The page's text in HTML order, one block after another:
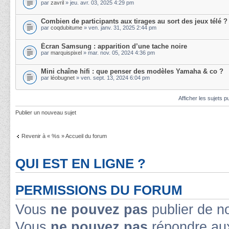
par zavril » jeu. avr. 03, 2025 4:29 pm
Combien de participants aux tirages au sort des jeux télé ?
par coqdubitume » ven. janv. 31, 2025 2:44 pm
Écran Samsung : apparition d’une tache noire
par marquispixel » mar. nov. 05, 2024 4:36 pm
Mini chaîne hifi : que penser des modèles Yamaha & co ?
par léobugnet » ven. sept. 13, 2024 6:04 pm
Afficher les sujets
Publier un nouveau sujet
Revenir à « %s » Accueil du forum
QUI EST EN LIGNE ?
PERMISSIONS DU FORUM
Vous ne pouvez pas publier de